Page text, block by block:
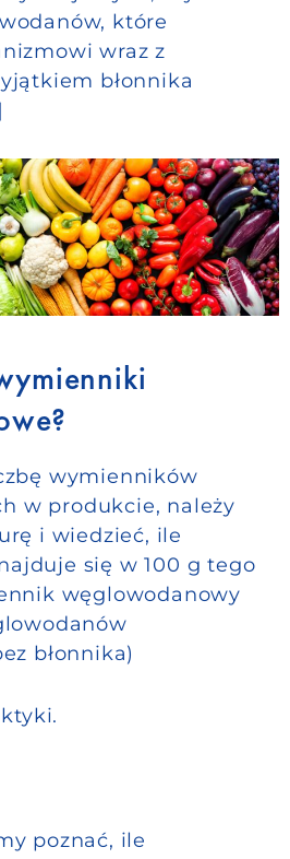
które
wraz z
błonnika
wymienników
w produkcie, należy
i wiedzieć, ile
się w 100 g tego
węglowodanowy
błonnika)
poznać, ile